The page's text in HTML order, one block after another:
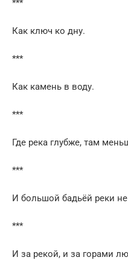
***
Как ключ ко дну.
***
Как камень в воду.
***
Где река глубже, там
***
И большой бадьёй реки
***
И за рекой, и за горами